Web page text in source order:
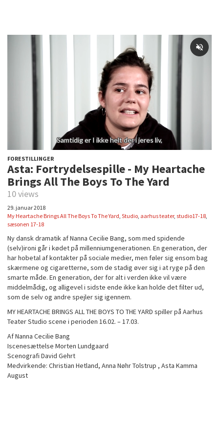
FORESTILLINGER
Asta: Fortrydelsespille - My Heartache
Brings All The Boys To The Yard
10 views
29. januar 2018
My Heartache Brings All The Boys To The Yard, Studio, aarhus teater, studio17-18,
sæsonen 17-18
Ny dansk dramatik af Nanna Cecilie Bang, som med spidende
(selv)ironi går i kødet på millenniumgenerationen. En generation, der
har hobetal af kontakter på sociale medier, men føler sig ensom bag
skærmene og cigaretterne, som de stadig øver sig i at ryge på den
smarte måde. En generation, der for alt i verden ikke vil være
middelmådig, og alligevel i sidste ende ikke kan holde det filter ud,
som de selv og andre spejler sig igennem.
MY HEARTACHE BRINGS ALL THE BOYS TO THE YARD spiller på Aarhus
Teater Studio scene i perioden 16.02. – 17.03.
Af Nanna Cecilie Bang
Iscenesættelse Morten Lundgaard
Scenografi David Gehrt
Medvirkende: Christian Hetland, Anna Nøhr Tolstrup , Asta Kamma
August